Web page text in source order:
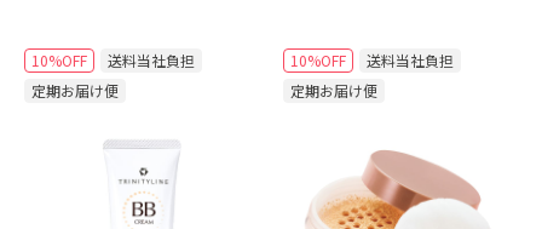
10%OFF
送料当社負担
定期お届け便
10%OFF
送料当社負担
定期お届け便